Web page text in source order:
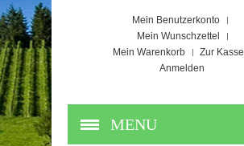
Mein Benutzerkonto
Mein Wunschzettel
Mein Warenkorb
Zur Kasse
Anmelden
MENU